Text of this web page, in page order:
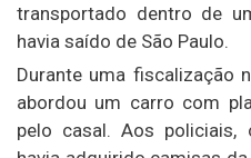
transportado dentro de
havia saído de São Paulo.
Durante uma fiscalização
abordou um carro com
pelo casal. Aos